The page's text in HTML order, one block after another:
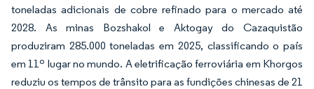
toneladas adicionais de cobre refinado para o mercado até
2028. As minas Bozshakol e Aktogay do Cazaquistão
produziram 285.000 toneladas em 2025, classificando o país
em 11º lugar no mundo. A eletrificação ferroviária em Khorgos
reduziu os tempos de trânsito para as fundições chinesas de 21